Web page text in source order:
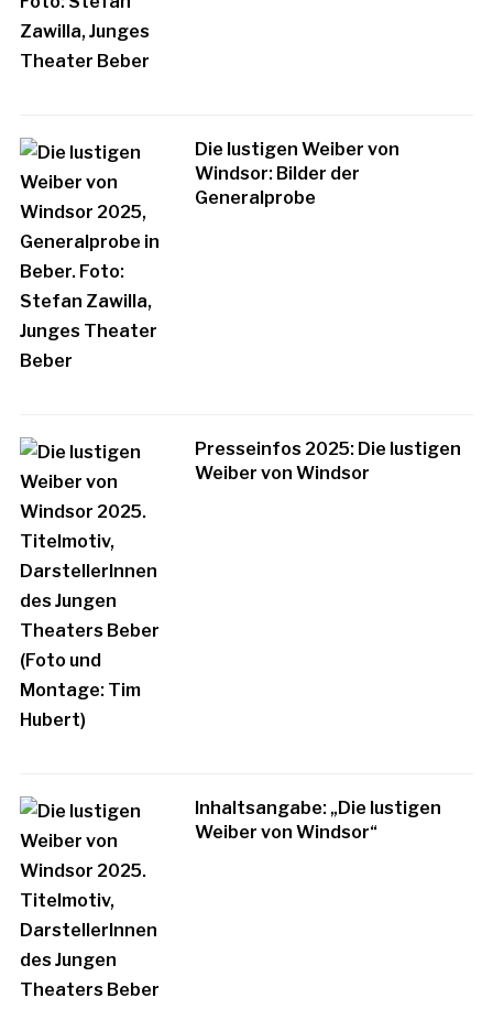
Die lustigen Weiber von
Windsor: Bilder der
Generalprobe
Presseinfos 2025: Die lustigen
Weiber von Windsor
Inhaltsangabe: „Die lustigen
Weiber von Windsor“